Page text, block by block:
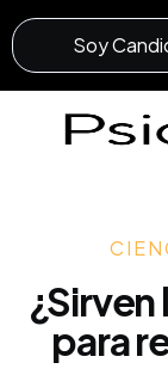
Soy
¿Sirven
para